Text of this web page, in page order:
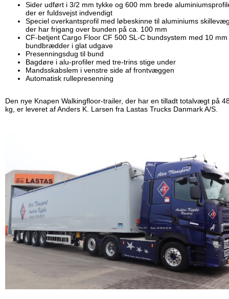
Sider udført i 3/2 mm tykke og 600 mm brede
der er fuldsvejst indvendigt
Speciel overkantsprofil med løbeskinne til aluminiums
der har frigang over bunden på ca. 100 mm
CF-betjent Cargo Floor CF 500 SL-C bundsystem med 10
bundbrædder i glat udgave
Presenningsdug til bund
Bagdøre i alu-profiler med tre-trins stige under
Mandsskabslem i venstre side af frontvæggen
Automatisk rullepresenning
Den nye Knapen Walkingfloor-trailer, der har en tilladt totalvægt på
kg, er leveret af Anders K. Larsen fra Lastas Trucks Danmark A/S.